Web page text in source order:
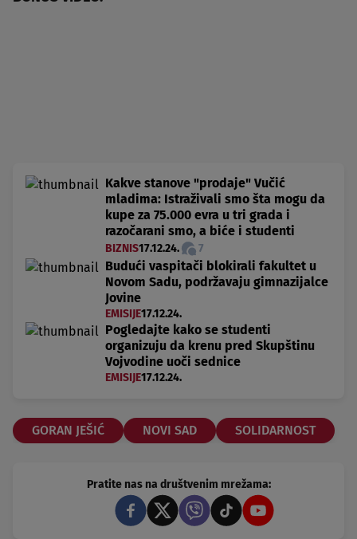
Kakve stanove "prodaje" Vučić
mladima: Istraživali smo šta mogu da
kupe za 75.000 evra u tri grada i
razočarani smo, a biće i studenti
BIZNIS17.12.24. 7
Budući vaspitači blokirali fakultet u
Novom Sadu, podržavaju gimnazijalce
Jovine
EMISIJE17.12.24.
Pogledajte kako se studenti
organizuju da krenu pred Skupštinu
Vojvodine uoči sednice
EMISIJE17.12.24.
GORAN JEŠIĆ NOVI SAD SOLIDARNOST
Pratite nas na društvenim mrežama: